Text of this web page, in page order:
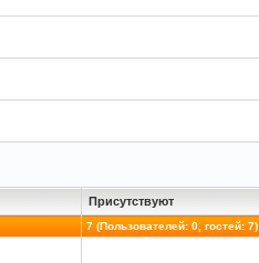
Присутствуют
7 (Пользователей: 0, гостей: 7)